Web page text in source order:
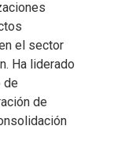
el sector
Ha liderado
de
de